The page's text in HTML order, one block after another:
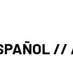
//